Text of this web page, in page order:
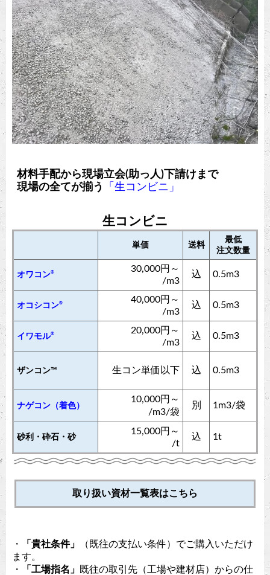
材料手配から現場立会(助っ人)下請けまで
現場の全てが揃う
「生コンビニ」
生コンビニ
単価 送料
最低
注文数量
オワコン®
30,000円～
/m3
込 0.5m3
オコシコン®
40,000円～
/m3
込 0.5m3
イワモル®
20,000円～
/m3
込 0.5m3
ザンコン™︎ 生コン単価以下 込 0.5m3
ナゲコン（着色）
10,000円～
/m3/袋
別 1m3/袋
砂利・砕石・砂
15,000円～
/t
込 1t
取り扱い資材一覧表はこちら
・ 「貴社条件」
（既往の支払い条件）でご購入いただけ
ます。
・
「工場指名」
既往の取引先（工場や建材店）からの仕